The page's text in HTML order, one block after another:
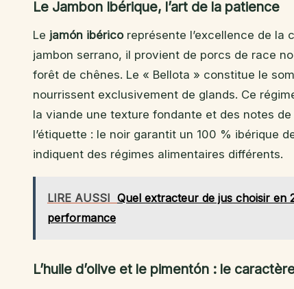
Le Jambon Ibérique, l’art de la patience
Le jamón ibéricoreprésente l’excellence de la
jambon serrano, il provient de porcs de race
forêt de chênes. Le « Bellota » constitue le
nourrissent exclusivement de glands. Ce
la viande une texture fondante et des notes
l’étiquette : le noir garantit un 100 % ibérique
indiquent des régimes alimentaires différents.
LIRE AUSSI Quel extracteur de jus choisir en
performance
L’huile d’olive et le pimentón : le